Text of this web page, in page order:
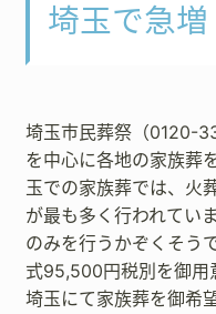
埼玉で急
埼玉市民葬祭（0120-
を中心に各地の家族葬
玉での家族葬では、火
が最も多く行われてい
のみを行うかぞくそう
式95,500円税別を御用
埼玉にて家族葬を御希